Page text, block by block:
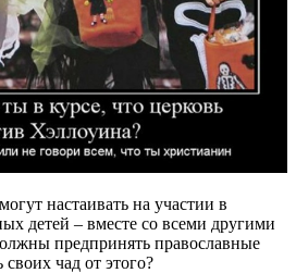
настаивать на участии в
детей – вместе со всеми другими
предпринять православные
чад от этого?